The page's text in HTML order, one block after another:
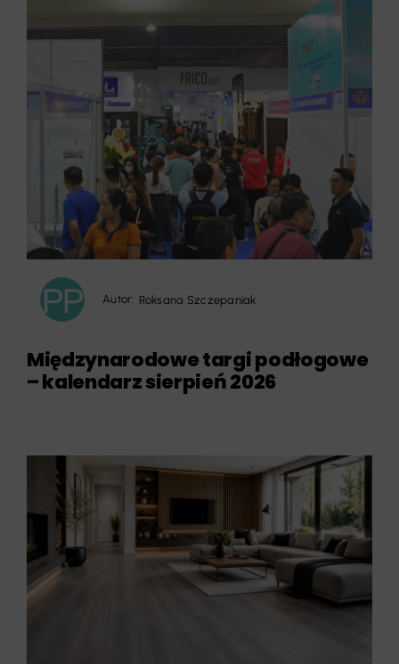
Autor: Roksana Szczepaniak
Międzynarodowe targi podłogowe
– kalendarz sierpień 2026